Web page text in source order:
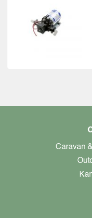
Caravan